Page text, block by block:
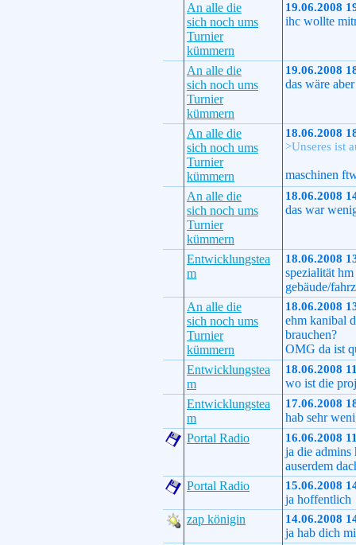
An alle die
sich noch ums
Turnier
kümmern
19.06.2008
ihc wollte
An alle die
sich noch ums
Turnier
kümmern
19.06.2008
das wäre
An alle die
sich noch ums
Turnier
kümmern
18.06.2008
>Unseres ist
maschinen
An alle die
sich noch ums
Turnier
kümmern
18.06.2008
das war
Entwicklungstea
m
18.06.2008
spezialität
gebäude/
An alle die
sich noch ums
Turnier
kümmern
18.06.2008
ehm kanibal
brauchen?
OMG da ist
Entwicklungstea
m
18.06.2008
wo ist die
Entwicklungstea
m
17.06.2008
hab sehr
Portal Radio
16.06.2008
ja die admins
auserdem
Portal Radio
15.06.2008
ja hoffentlich
zap königin
14.06.2008
ja hab dich